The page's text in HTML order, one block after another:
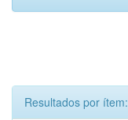
Resultados por ítem: